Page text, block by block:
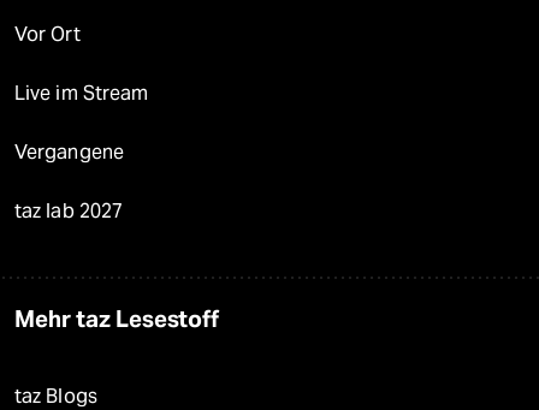
Vor Ort
Live im Stream
Vergangene
taz lab 2027
Mehr taz Lesestoff
taz Blogs